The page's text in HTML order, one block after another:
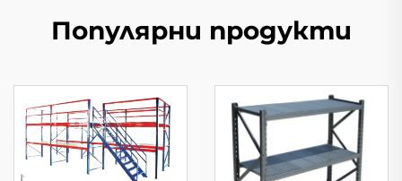
Популярни продукти